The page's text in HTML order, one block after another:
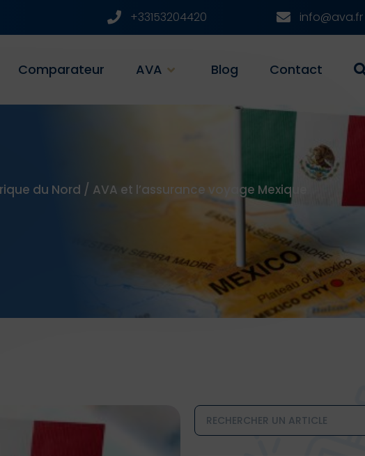
+33153204420 info@ava.fr
Comparateur AVA Blog Contact
du Nord / AVA et l’assurance voyage Mexique